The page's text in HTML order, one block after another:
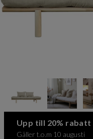
Upp till 20%
Gäller t.o.m 10 augusti